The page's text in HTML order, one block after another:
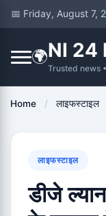
📅 Friday, August 7,
🌍NI 24
Trusted news
Home / लाइफस्टाइल
लाइफस्टाइल
डीजे